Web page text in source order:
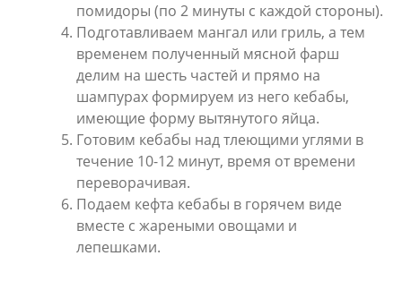
помидоры (по 2 минуты с каждой стороны).
Подготавливаем мангал или гриль, а тем
временем полученный мясной фарш
делим на шесть частей и прямо на
шампурах формируем из него кебабы,
имеющие форму вытянутого яйца.
Готовим кебабы над тлеющими углями в
течение 10-12 минут, время от времени
переворачивая.
Подаем кефта кебабы в горячем виде
вместе с жареными овощами и
лепешками.